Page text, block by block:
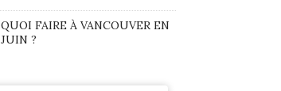
QUOI FAIRE À VANCOUVER EN
JUIN ?